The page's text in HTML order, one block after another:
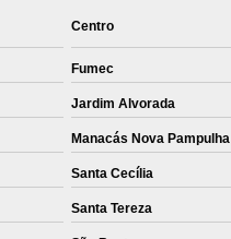
Centro
Fumec
Jardim Alvorada
Manacás Nova Pampulha
Santa Cecília
Santa Tereza